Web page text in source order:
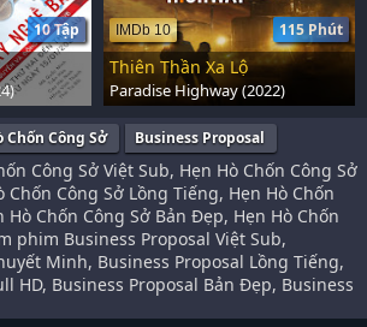
10 Tập 115 Phút
IMDb 10
Thiên Thần Xa Lộ
Paradise Highway (2022)
Chốn Công Sở Business Proposal
Công Sở Việt Sub, Hẹn Hò Chốn Công Sở
Công Sở Lồng Tiếng, Hẹn Hò Chốn
Hò Chốn Công Sở Bản Đẹp, Hẹn Hò Chốn
phim Business Proposal Việt Sub,
Minh, Business Proposal Lồng Tiếng,
HD, Business Proposal Bản Đẹp, Business